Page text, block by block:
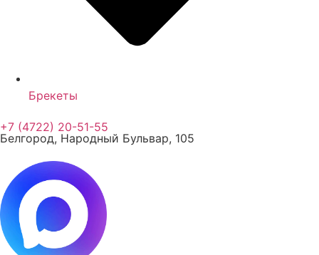
Брекеты
+7 (4722) 20-51-55
Белгород, Народный Бульвар, 105